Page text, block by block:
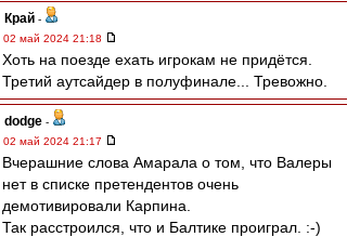
Край -
02 май 2024 21:18
Хоть на поезде ехать игрокам не придётся.
Третий аутсайдер в полуфинале... Тревожно.
dodge -
02 май 2024 21:17
Вчерашние слова Амарала о том, что Валеры
нет в списке претендентов очень
демотивировали Карпина.
Так расстроился, что и Балтике проиграл. :-)